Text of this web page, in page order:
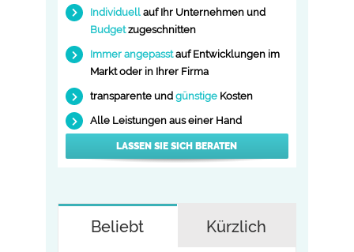
Individuell auf Ihr Unternehmenund
Budgetzugeschnitten
Immer angepasst auf Entwicklungen im
Markt oder in Ihrer Firma
transparente undgünstige Kosten
Alle Leistungen aus einer Hand
LASSEN SIE SICH BERATEN
Beliebt Kürzlich